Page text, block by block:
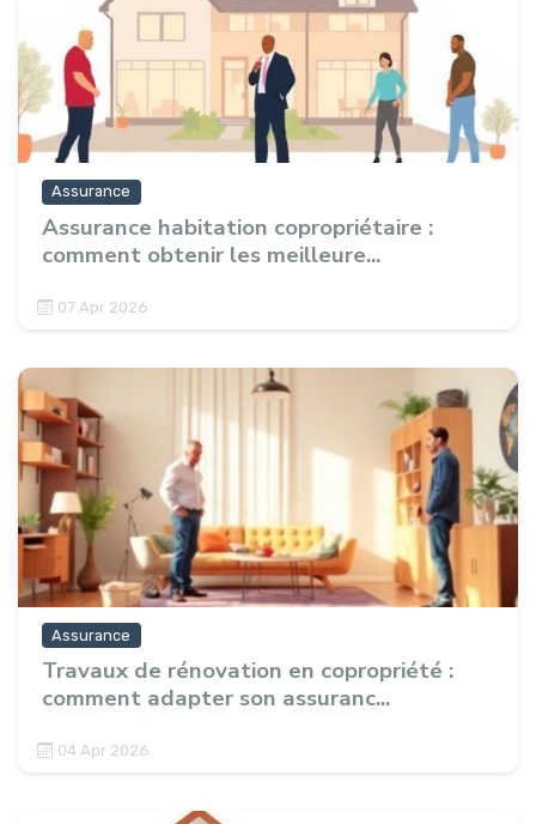
Assurance
Assurance habitation copropriétaire :
comment obtenir les meilleure...
07 Apr 2026
Assurance
Travaux de rénovation en copropriété :
comment adapter son assuranc...
04 Apr 2026